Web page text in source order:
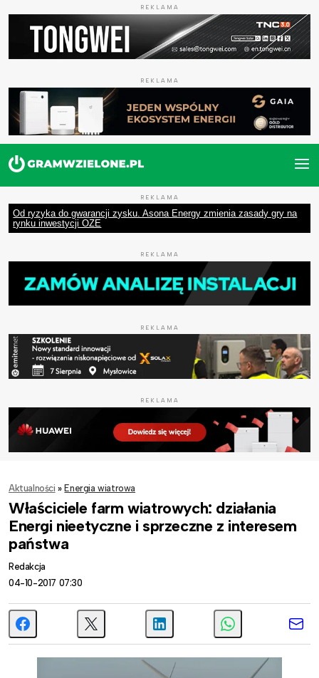
REKLAMA
REKLAMA
REKLAMA
Od ryzyka do gwarancji zysku. Asona Energy zmienia zasady gry na
rynku inwestycji OZE
REKLAMA
REKLAMA
REKLAMA
Aktualności » Energia wiatrowa
Właściciele farm wiatrowych: działania
Energi nieetyczne i sprzeczne z interesem
państwa
Redakcja
04-10-2017 07:30